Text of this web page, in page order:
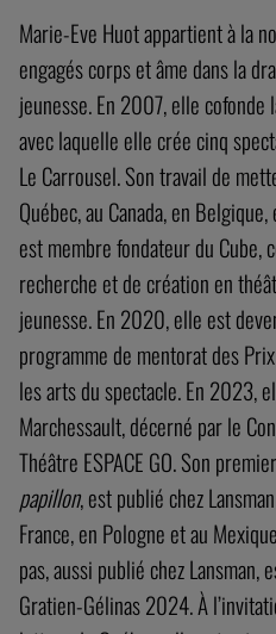
Marie-Eve Huot appartient à la
engagés corps et âme dans la
jeunesse. En 2007, elle
avec laquelle elle crée cinq
Le Carrousel. Son travail de
Québec, au Canada, en
est membre fondateur du Cube,
recherche et de création en
jeunesse. En 2020, elle est
programme de mentorat des
les arts du spectacle. En 2023,
Marchessault, décerné par le
Théâtre ESPACE GO. Son
papillon, est publié chez
France, en Pologne et au
pas, aussi publié chez
Gratien-Gélinas 2024. À